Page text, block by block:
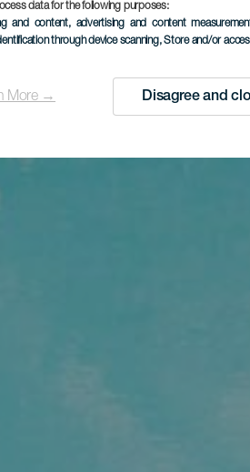
data for the following purposes:
and content, advertising and content
through device scanning, Store and/or
More → Disagree and